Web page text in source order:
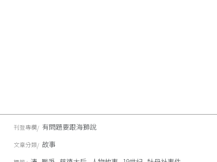
刊登專欄 有問題要跟海獅說
文章分類 故事